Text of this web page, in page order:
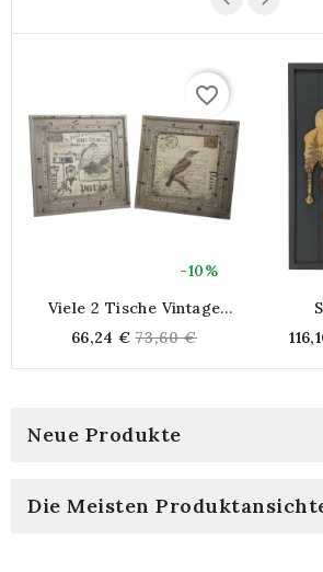
-10%
favorite_border
Viele 2 Tische Vintage
Gealterter Romantischer
Wanddekor Pariser Stil
66,24 € Regular
price
73,60 €
Neue Produkte
Die Meisten